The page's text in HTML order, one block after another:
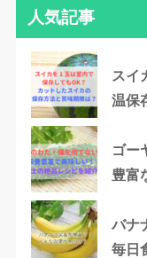
人気記事
スイ
温保
ゴー
豊富
バナ
毎日